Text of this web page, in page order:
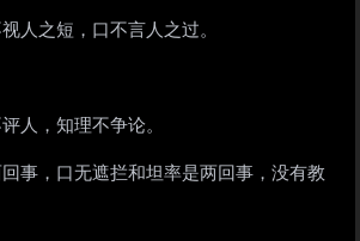
人之短，口不言人之过。
人，知理不争论。
事，口无遮拦和坦率是两回事，没有教